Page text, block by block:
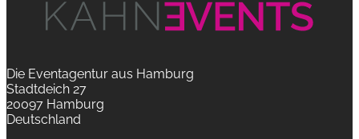
Die Eventagentur aus Hamburg
Stadtdeich 27
20097 Hamburg
Deutschland